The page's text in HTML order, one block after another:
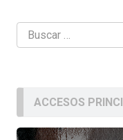
Buscar:
ACCESOS